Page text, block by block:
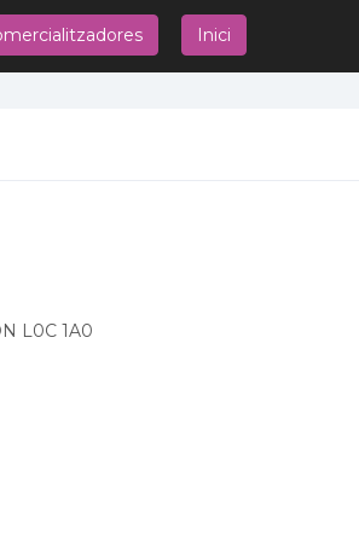
Inici
L0C 1A0